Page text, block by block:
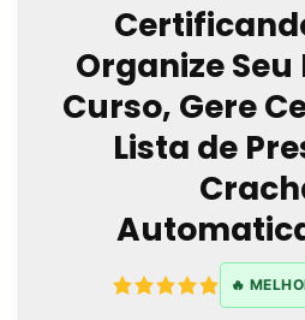
Organize Seu
Curso, Gere
Lista de
🔥